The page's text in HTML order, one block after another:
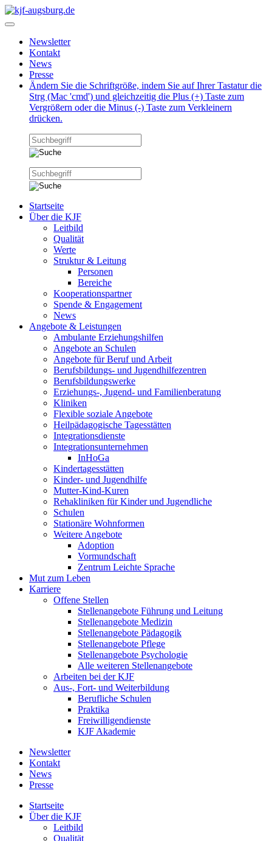
Newsletter
Kontakt
News
Presse
Ändern Sie die Schriftgröße, indem Sie auf Ihrer Tastatur die
Strg (Mac 'cmd') und gleichzeitig die Plus (+) Taste zum
Vergrößern oder die Minus (-) Taste zum Verkleinern
drücken.
Startseite
Über die KJF
Leitbild
Qualität
Werte
Struktur & Leitung
Personen
Bereiche
Kooperationspartner
Spende & Engagement
News
Angebote & Leistungen
Ambulante Erziehungshilfen
Angebote an Schulen
Angebote für Beruf und Arbeit
Berufsbildungs- und Jugendhilfezentren
Berufsbildungswerke
Erziehungs-, Jugend- und Familienberatung
Kliniken
Flexible soziale Angebote
Heilpädagogische Tagesstätten
Integrationsdienste
Integrationsunternehmen
InHoGa
Kindertagesstätten
Kinder- und Jugendhilfe
Mutter-Kind-Kuren
Rehakliniken für Kinder und Jugendliche
Schulen
Stationäre Wohnformen
Weitere Angebote
Adoption
Vormundschaft
Zentrum Leichte Sprache
Mut zum Leben
Karriere
Offene Stellen
Stellenangebote Führung und Leitung
Stellenangebote Medizin
Stellenangebote Pädagogik
Stellenangebote Pflege
Stellenangebote Psychologie
Alle weiteren Stellenangebote
Arbeiten bei der KJF
Aus-, Fort- und Weiterbildung
Berufliche Schulen
Praktika
Freiwilligendienste
KJF Akademie
Newsletter
Kontakt
News
Presse
Startseite
Über die KJF
Leitbild
Qualität